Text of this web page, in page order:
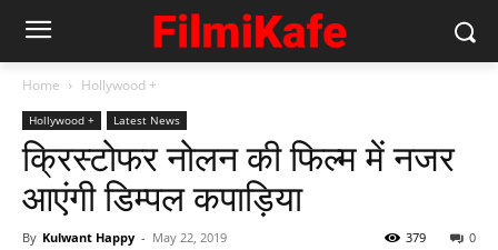
Home Hollywood +
Hollywood + Latest News
क्रिस्टोफर नोलन की फिल्म में नजर
आएंगी डिम्पल कपाड़िया
By Kulwant Happy - May 22, 2019 0
379